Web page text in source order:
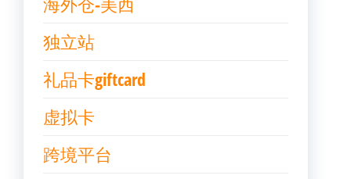
独立站
礼品卡giftcard
虚拟卡
跨境平台